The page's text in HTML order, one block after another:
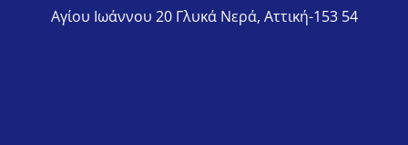
Αγίου Ιωάννου 20 Γλυκά Νερά, Αττική-153 54